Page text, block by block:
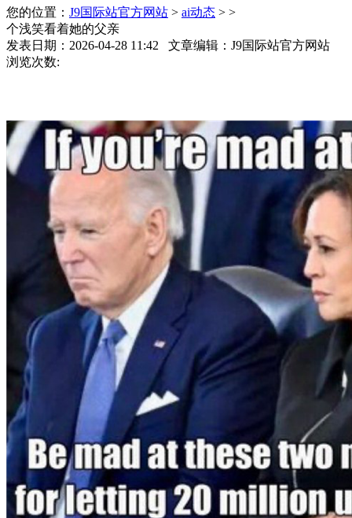
您的位置： J9国际站官方网站 > ai动态 > >
个浅笑看着她的父亲
发表日期：2026-04-28 11:42 文章编辑：J9国际站官方网站
浏览次数: